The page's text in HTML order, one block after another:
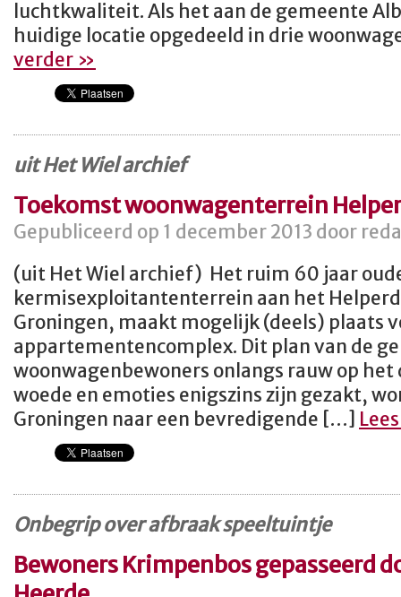
luchtkwaliteit. Als het aan de gemeente
huidige locatie opgedeeld in drie
verder »
uit Het Wiel archief
Toekomst woonwagenterrein
Gepubliceerd op 1 december 2013 door
(uit Het Wiel archief) Het ruim 60 jaar
kermisexploitantenterrein aan het
Groningen, maakt mogelijk (deels) plaats
appartementencomplex. Dit plan van de
woonwagenbewoners onlangs rauw op het
woede en emoties enigszins zijn gezakt,
Groningen naar een bevredigende […]
Onbegrip over afbraak speeltuintje
Bewoners Krimpenbos gepasseerd